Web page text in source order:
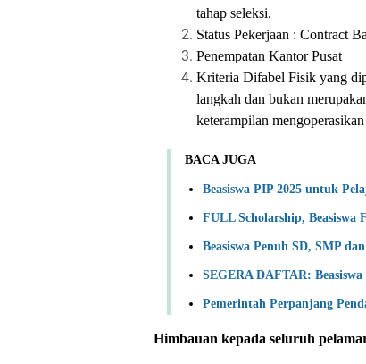
tahap seleksi.
Status Pekerjaan : Contract
Penempatan Kantor Pusat
Kriteria Difabel Fisik yang
langkah dan bukan
keterampilan
BACA JUGA
Beasiswa PIP 2025 untuk
FULL Scholarship,
Beasiswa Penuh SD, SMP
SEGERA DAFTAR:
Pemerintah Perpanjang
Himbauan kepada seluruh